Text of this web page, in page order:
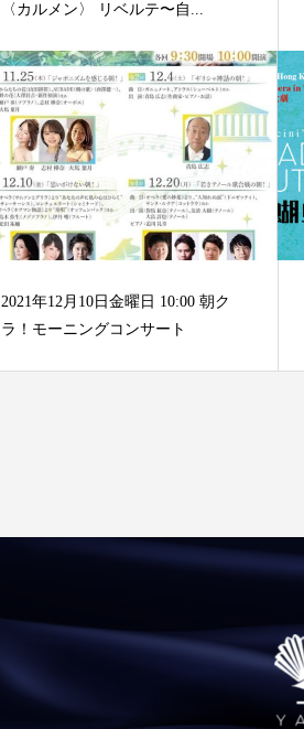
〈カルメン〉 リベルテ〜自...
2021年12月10日金曜日 10:00 朝ク
ラ！モーニングコンサート